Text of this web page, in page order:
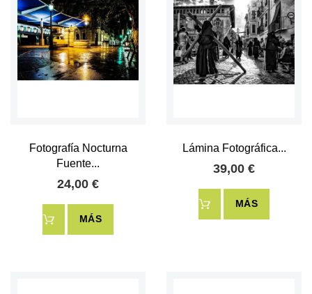
Fotografía Nocturna
Fuente...
24,00 €
MÁS
Lámina Fotográfica...
39,00 €
MÁS